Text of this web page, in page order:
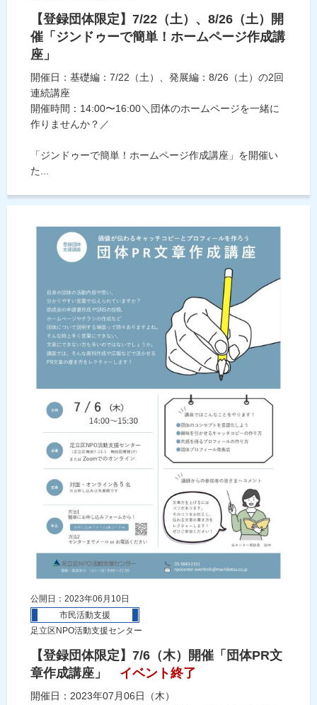
【登録団体限定】7/22（土）、8/26（土）開
催「ジンドゥーで簡単！ホームページ作成講
座」
開催日：基礎編：7/22（土）、発展編：8/26（土）の2回
連続講座
開催時間：14:00〜16:00＼団体のホームページを一緒に
作りませんか？／
「ジンドゥーで簡単！ホームページ作成講座」を開催い
た...
公開日：2023年06月10日
市民活動支援
足立区NPO活動支援センター
【登録団体限定】7/6（木）開催「団体PR文
章作成講座」
イベント終了
開催日：2023年07月06日（木）